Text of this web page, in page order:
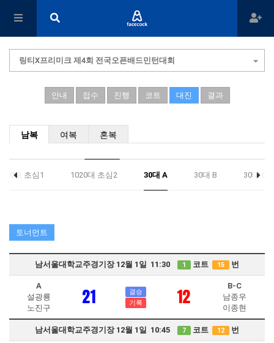
링티X프리미크 제4회 전국오픈배드민턴대회
안내 접수 진행 코트 대진 결과
남복 여복 혼복
대 초심1 1020대 초심2 30대 A 30대 B 30대 C
토너먼트
남서울대학교주경기장 12월 1일 11:30 1 코트 15 번
A
설광룡
노진구
21
결승
기록
12
B-C
남종우
이종현
남서울대학교주경기장 12월 1일 10:45 7 코트 12 번